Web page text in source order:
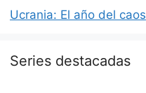
Ucrania: El año del caos
Series destacadas